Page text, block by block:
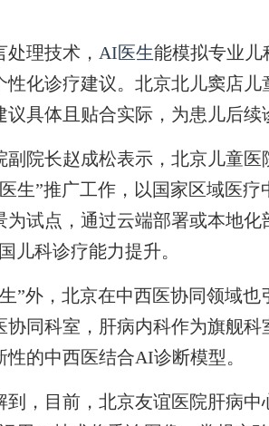
理技术， AI医生能模拟专业儿
性化诊疗建议。北京北儿窦店
议具体且贴合实际，为患儿后
长赵成松表示，北京儿童医
生”推广工作，以国家区域医
为试点，通过云端部署或本地
儿科诊疗能力提升。
外，北京在中西医协同领域也
协同科室，肝病内科作为旗舰
的中西医结合AI诊断模型。
目前，北京友谊医院肝病中